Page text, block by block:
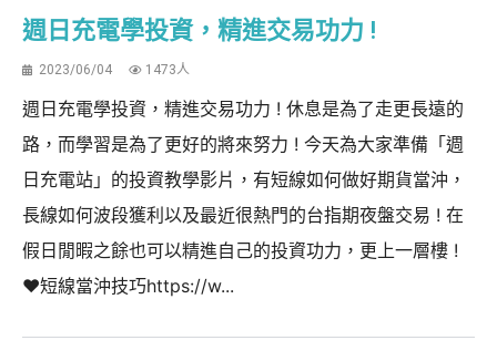
週日充電學投資，精進交易功力 !
2023/06/04 1473人
週日充電學投資，精進交易功力 ! 休息是為了走更長遠的
路，而學習是為了更好的將來努力 ! 今天為大家準備「週
日充電站」的投資教學影片，有短線如何做好期貨當沖，
長線如何波段獲利以及最近很熱門的台指期夜盤交易 ! 在
假日閒暇之餘也可以精進自己的投資功力，更上一層樓 !
❤️短線當沖技巧https://w...